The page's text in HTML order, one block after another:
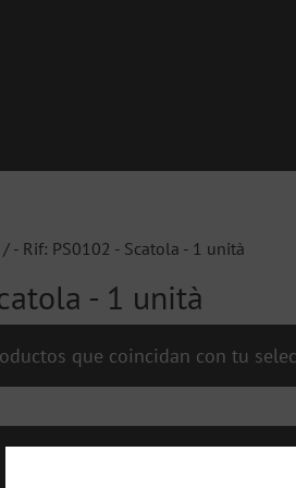
- Rif: PS0102 - Scatola - 1 unità
- 1 unità
que coincidan con tu